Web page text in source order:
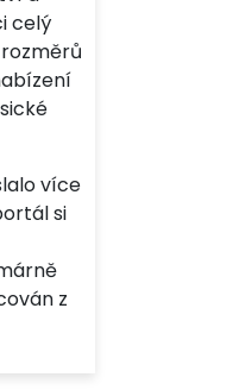
celý
více
si
z